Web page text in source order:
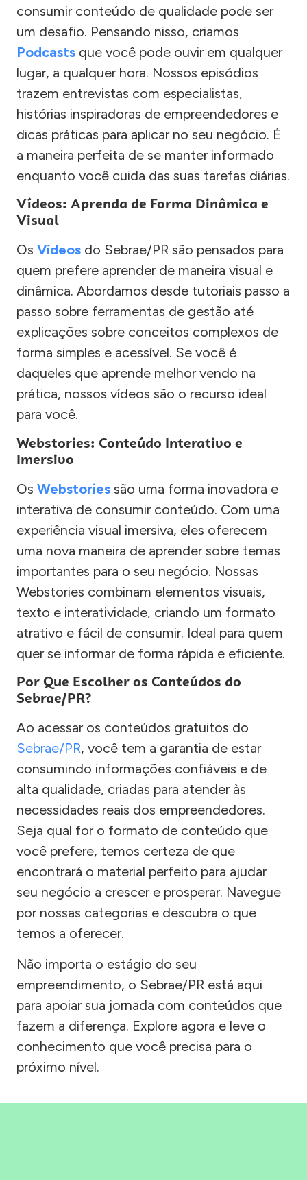
consumir conteúdo de qualidade pode ser
um desafio. Pensando nisso, criamos
Podcasts que você pode ouvir em qualquer
lugar, a qualquer hora. Nossos episódios
trazem entrevistas com especialistas,
histórias inspiradoras de empreendedores e
dicas práticas para aplicar no seu negócio. É
a maneira perfeita de se manter informado
enquanto você cuida das suas tarefas diárias.
Vídeos: Aprenda de Forma Dinâmica e
Visual
Os Vídeos do Sebrae/PR são pensados para
quem prefere aprender de maneira visual e
dinâmica. Abordamos desde tutoriais passo a
passo sobre ferramentas de gestão até
explicações sobre conceitos complexos de
forma simples e acessível. Se você é
daqueles que aprende melhor vendo na
prática, nossos vídeos são o recurso ideal
para você.
Webstories: Conteúdo Interativo e
Imersivo
Os Webstories são uma forma inovadora e
interativa de consumir conteúdo. Com uma
experiência visual imersiva, eles oferecem
uma nova maneira de aprender sobre temas
importantes para o seu negócio. Nossas
Webstories combinam elementos visuais,
texto e interatividade, criando um formato
atrativo e fácil de consumir. Ideal para quem
quer se informar de forma rápida e eficiente.
Por Que Escolher os Conteúdos do
Sebrae/PR?
Ao acessar os conteúdos gratuitos do
Sebrae/PR, você tem a garantia de estar
consumindo informações confiáveis e de
alta qualidade, criadas para atender às
necessidades reais dos empreendedores.
Seja qual for o formato de conteúdo que
você prefere, temos certeza de que
encontrará o material perfeito para ajudar
seu negócio a crescer e prosperar. Navegue
por nossas categorias e descubra o que
temos a oferecer.
Não importa o estágio do seu
empreendimento, o Sebrae/PR está aqui
para apoiar sua jornada com conteúdos que
fazem a diferença. Explore agora e leve o
conhecimento que você precisa para o
próximo nível.